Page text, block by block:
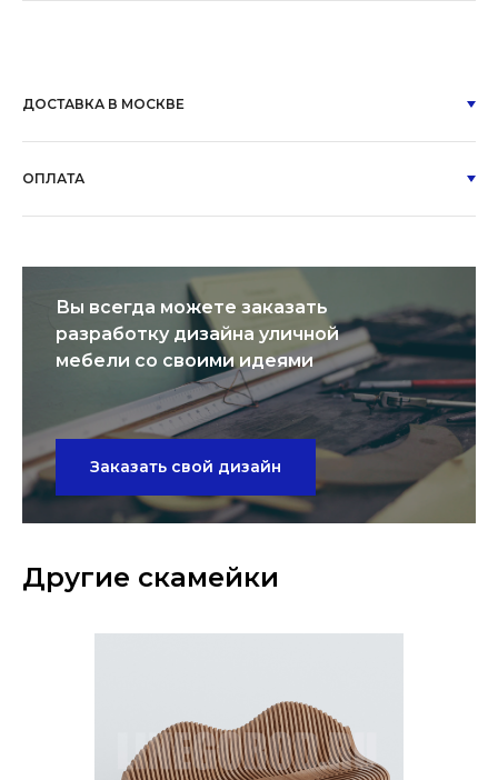
ДОСТАВКА В МОСКВЕ
ОПЛАТА
Вы всегда можете заказать
разработку дизайна уличной
мебели со своими идеями
Заказать свой дизайн
Другие скамейки